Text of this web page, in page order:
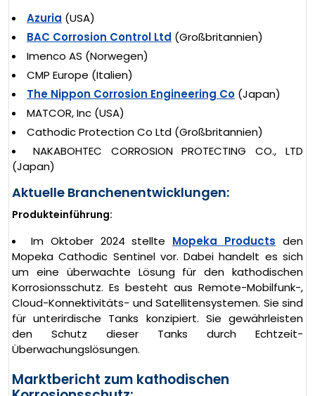
Azuria (USA)
BAC Corrosion Control Ltd (Großbritannien)
Imenco AS (Norwegen)
CMP Europe (Italien)
The Nippon Corrosion Engineering Co (Japan)
MATCOR, Inc (USA)
Cathodic Protection Co Ltd (Großbritannien)
NAKABOHTEC CORROSION PROTECTING CO., LTD
(Japan)
Aktuelle Branchenentwicklungen:
Produkteinführung:
Im Oktober 2024 stellte Mopeka Products den
Mopeka Cathodic Sentinel vor. Dabei handelt es sich
um eine überwachte Lösung für den kathodischen
Korrosionsschutz. Es besteht aus Remote-Mobilfunk-,
Cloud-Konnektivitäts- und Satellitensystemen. Sie sind
für unterirdische Tanks konzipiert. Sie gewährleisten
den Schutz dieser Tanks durch Echtzeit-
Überwachungslösungen.
Marktbericht zum kathodischen